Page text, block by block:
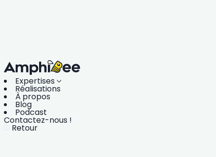
Expertises
Réalisations
À propos
Blog
Podcast
Contactez-nous !
Retour